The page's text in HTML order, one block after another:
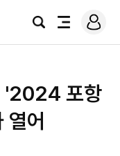
검
전
로
그
'2024 포항
열어